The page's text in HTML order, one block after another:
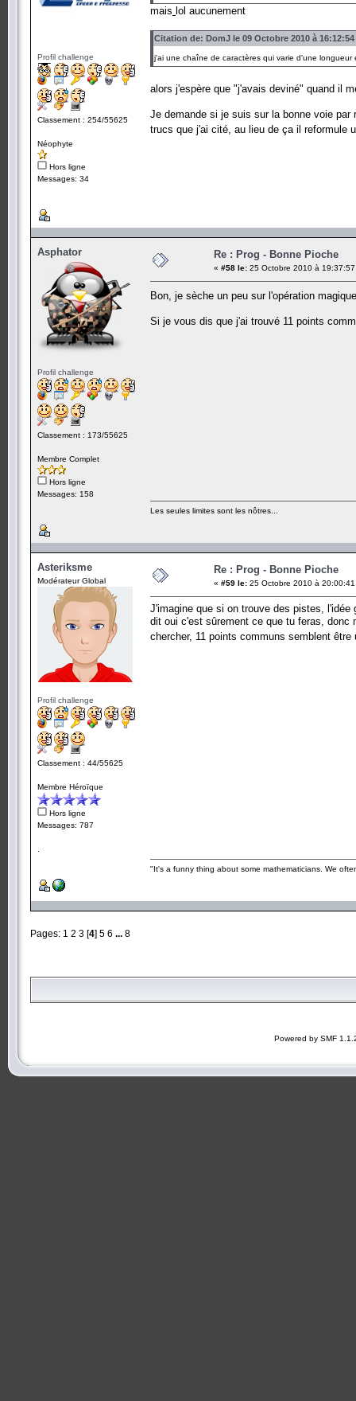
Profil challenge
Classement : 254/55625
Néophyte
Hors ligne
Messages: 34
mais lol aucunement
Citation de: DomJ le 09 Octobre 2010 à 16:12:54
j'ai une chaîne de caractères qui varie d'une
alors j'espère que "j'avais deviné" quand il
Je demande si je suis sur la bonne voie
trucs que j'ai cité, au lieu de ça il reformule
Asphator
Profil challenge
Classement : 173/55625
Membre Complet
Hors ligne
Messages: 158
Re : Prog - Bonne Pioche
« #58 le: 25 Octobre 2010 à
Bon, je sèche un peu sur l'opération
Si je vous dis que j'ai trouvé 11 points
Les seules limites sont les nôtres...
Asteriksme
Modérateur Global
Profil challenge
Classement : 44/55625
Membre Héroïque
Hors ligne
Messages: 787
Re : Prog - Bonne Pioche
« #59 le: 25 Octobre 2010 à
J'imagine que si on trouve des pistes,
dit oui c'est sûrement ce que tu feras, donc
chercher, 11 points communs semblent
"It's a funny thing about some mathematicians. We
Pages: 1 2 3 [4] 5 6 ... 8
Powered by SMF